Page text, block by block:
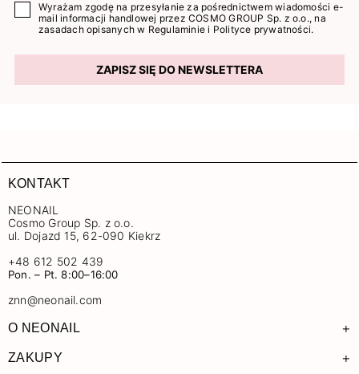
Wyrażam zgodę na przesyłanie za pośrednictwem wiadomości e-
mail informacji handlowej przez COSMO GROUP Sp. z o.o., na
zasadach opisanych w Regulaminie i Polityce prywatności.
ZAPISZ SIĘ DO NEWSLETTERA
KONTAKT
NEONAIL
Cosmo Group Sp. z o.o.
ul. Dojazd 15, 62-090 Kiekrz
+48 612 502 439
Pon. – Pt. 8:00–16:00
znn@neonail.com
O NEONAIL +
ZAKUPY +